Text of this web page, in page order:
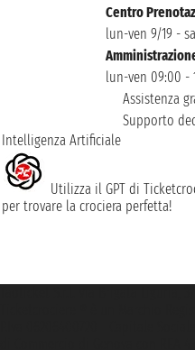
Centro
lun-ven 9/19 -
lun-ven 09:00 -
Assistenza
Supporto
Intelligenza Artificiale
Utilizza il GPT di
per trovare la crociera perfetta!